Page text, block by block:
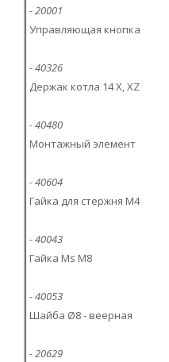
- 20001
Управляющая кнопка
- 40326
Держак котла 14 X, XZ
- 40480
Монтажный элемент
- 40604
Гайка для стержня M4
- 40043
Гайка Ms M8
- 40053
Шайба Ø8 - веерная
- 20629